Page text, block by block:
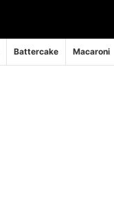
Battercake Macaroni